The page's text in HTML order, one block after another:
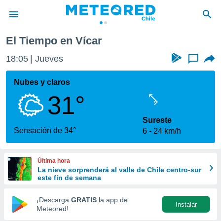
de
por
que se
calidad.
a este
las
y
forma
digital
basada
El Tiempo en Vícar
18:05 Jueves ...
Nubes y claros
31°
Sensación de 34°
Sureste
6
24 km/h
Última hora
La nieve sorprenderá al valle de Chile centro-sur
este fin de semana
¡Descarga GRATIS la app de
Meteored!
Instalar